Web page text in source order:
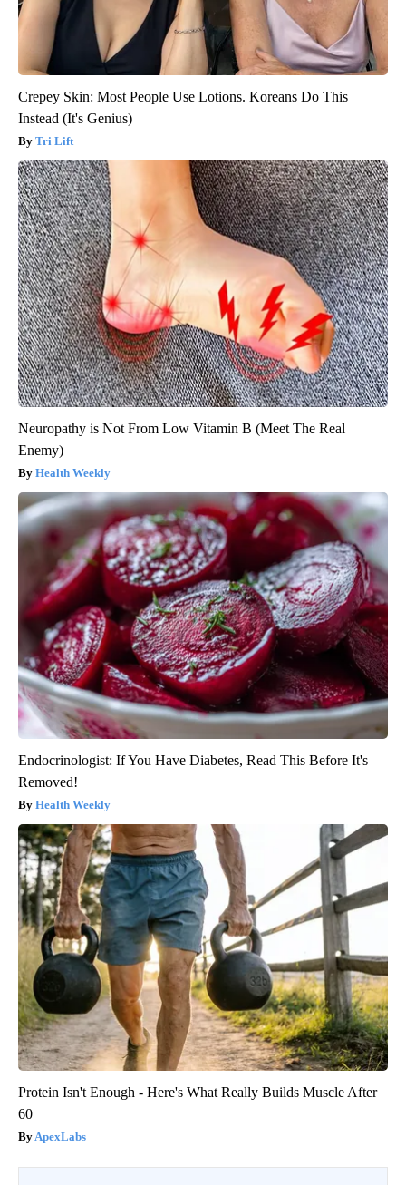
Crepey Skin: Most People Use Lotions. Koreans Do This
Instead (It's Genius)
Tri Lift
Neuropathy is Not From Low Vitamin B (Meet The Real
Enemy)
Health Weekly
Endocrinologist: If You Have Diabetes, Read This Before It's
Removed!
Health Weekly
Protein Isn't Enough - Here's What Really Builds Muscle After
60
ApexLabs